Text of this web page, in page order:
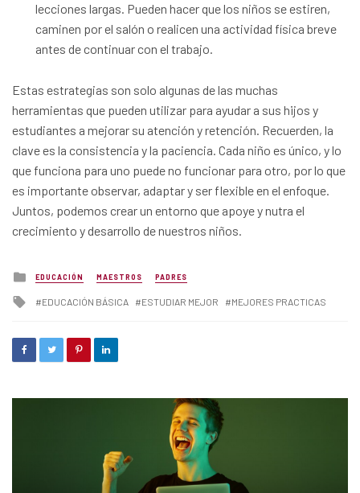
lecciones largas. Pueden hacer que los niños se estiren,
caminen por el salón o realicen una actividad física breve
antes de continuar con el trabajo.
Estas estrategias son solo algunas de las muchas
herramientas que pueden utilizar para ayudar a sus hijos y
estudiantes a mejorar su atención y retención. Recuerden, la
clave es la consistencia y la paciencia. Cada niño es único, y lo
que funciona para uno puede no funcionar para otro, por lo que
es importante observar, adaptar y ser flexible en el enfoque.
Juntos, podemos crear un entorno que apoye y nutra el
crecimiento y desarrollo de nuestros niños.
Posted
in
EDUCACIÓN MAESTROS PADRES
Tagged
EDUCACIÓN BÁSICA ESTUDIAR MEJOR MEJORES PRACTICAS